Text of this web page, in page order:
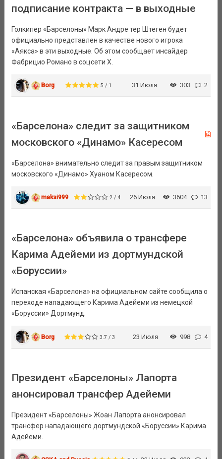
подписание контракта — в выходные
Голкипер «Барселоны» Марк Андре тер Штеген будет
официально представлен в качестве нового игрока
«Аякса» в эти выходные. Об этом сообщает инсайдер
Фабрицио Романо в соцсети X.
Borg 5 / 1 31 Июля 303 2
«Барселона» следит за защитником
московского «Динамо» Касересом
«Барселона» внимательно следит за правым защитником
московского «Динамо» Хуаном Касересом.
maksi999 2 / 4 26 Июля 3604 13
«Барселона» объявила о трансфере
Карима Адейеми из дортмундской
«Боруссии»
Испанская «Барселона» на официальном сайте сообщила о
переходе нападающего Карима Адейеми из немецкой
«Боруссии» Дортмунд.
Borg 3.7 / 3 23 Июля 998 4
Президент «Барселоны» Лапорта
анонсировал трансфер Адейеми
Президент «Барселоны» Жоан Лапорта анонсировал
трансфер нападающего дортмундской «Боруссии» Карима
Адейеми.